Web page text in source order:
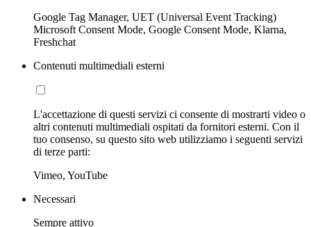
Google Tag Manager, UET (Universal Event Tracking)
Microsoft Consent Mode, Google Consent Mode, Klarna,
Freshchat
Contenuti multimediali esterni
L'accettazione di questi servizi ci consente di mostrarti video o
altri contenuti multimediali ospitati da fornitori esterni. Con il
tuo consenso, su questo sito web utilizziamo i seguenti servizi
di terze parti:
Vimeo, YouTube
Necessari
Sempre attivo